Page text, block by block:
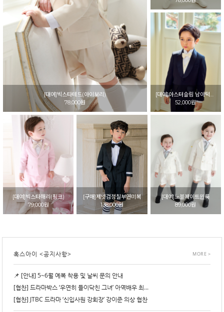
[대여]빅스타테드(아이보리)
78,000원
[대여]아스터슬림 남아턱시도 남아정장
52,000원
[대여]빅스타해리(핑크)
79,000원
[구매]제넷검정칠부연미복
138,000원
[대여]노블제이트윈룩
89,000원
혹스아이 <공지사항> MORE >
📌 [안내] 5~6월 예복 착용 및 날씨 문의 안내
[협찬] 드라마박스 ‘우연히 들이닥친 그녀’ 아역배우 최...
[협찬] JTBC 드라마 ‘신입사원 강회장’ 강이준 의상 협찬